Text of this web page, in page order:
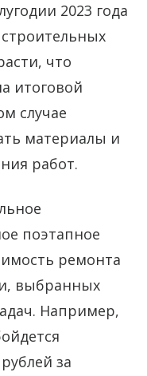
2023 года
что
итоговой
случае
материалы и
работ.
поэтапное
ремонта
выбранных
Например,
за